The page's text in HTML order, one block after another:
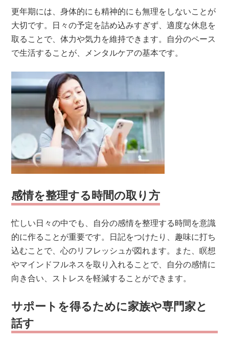
更年期には、身体的にも精神的にも無理をしないことが
大切です。日々の予定を詰め込みすぎず、適度な休息を
取ることで、体力や気力を維持できます。自分のペース
で生活することが、メンタルケアの基本です。
感情を整理する時間の取り方
忙しい日々の中でも、自分の感情を整理する時間を意識
的に作ることが重要です。日記をつけたり、趣味に打ち
込むことで、心のリフレッシュが図れます。また、瞑想
やマインドフルネスを取り入れることで、自分の感情に
向き合い、ストレスを軽減することができます。
サポートを得るために家族や専門家と
話す